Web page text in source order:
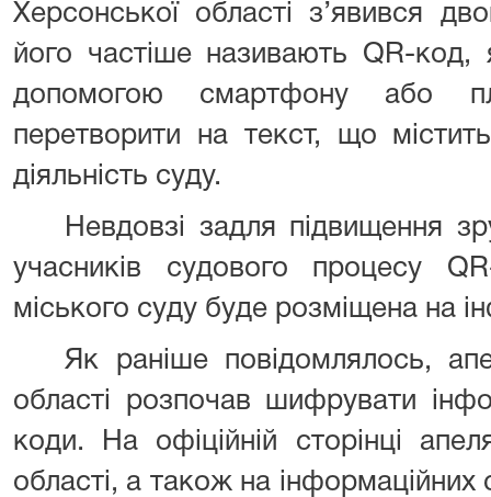
Херсонської області з’явився
його частіше називають QR-код,
допомогою смартфону або
перетворити на текст, що
діяльність суду.
Невдовзі задля підвищення
учасників судового процесу
міського суду буде розміщена на
Як раніше повідомлялось,
області розпочав шифрувати
коди. На офіційній сторінці
області, а також на інформаційних